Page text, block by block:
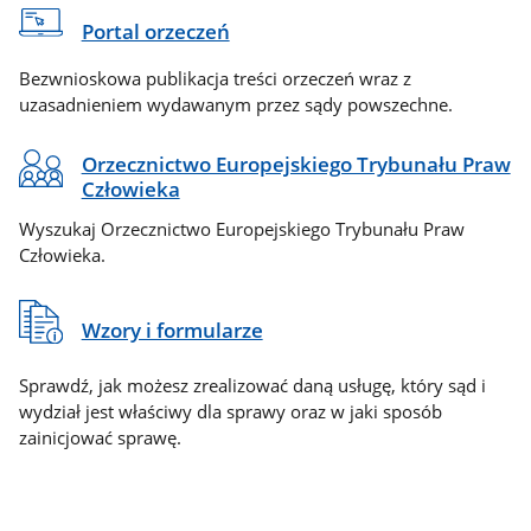
Portal orzeczeń
Bezwnioskowa publikacja treści orzeczeń wraz z
uzasadnieniem wydawanym przez sądy powszechne.
Orzecznictwo Europejskiego Trybunału Praw
Człowieka
Wyszukaj Orzecznictwo Europejskiego Trybunału Praw
Człowieka.
Wzory i formularze
Sprawdź, jak możesz zrealizować daną usługę, który sąd i
wydział jest właściwy dla sprawy oraz w jaki sposób
zainicjować sprawę.